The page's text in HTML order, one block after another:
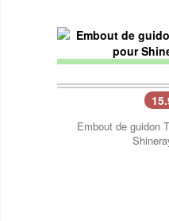
Embout de guidon